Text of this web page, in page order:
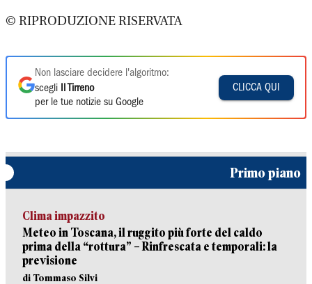
© RIPRODUZIONE RISERVATA
Non lasciare decidere l'algoritmo:
scegli
Il Tirreno
per le tue notizie su Google
CLICCA QUI
Primo piano
Clima impazzito
Meteo in Toscana, il ruggito più forte del caldo
prima della “rottura” – Rinfrescata e temporali: la
previsione
di Tommaso Silvi